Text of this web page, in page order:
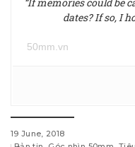
dates? If so, I
50mm.vn
19 June, 2018